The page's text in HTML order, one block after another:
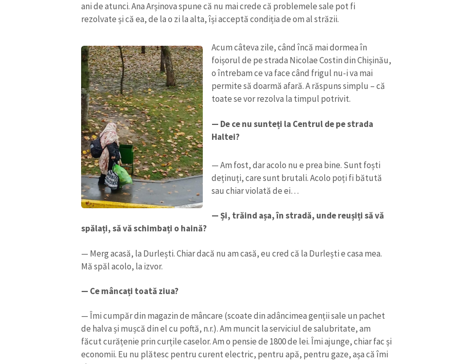
ani de atunci. Ana Arșinova spune că nu mai crede că problemele sale pot fi
rezolvate și că ea, de la o zi la alta, își acceptă condiția de om al străzii.
Acum câteva zile, când încă mai dormea în
foișorul de pe strada Nicolae Costin din Chișinău,
o întrebam ce va face când frigul nu-i va mai
permite să doarmă afară. A răspuns simplu – că
toate se vor rezolva la timpul potrivit.
— De ce nu sunteți la Centrul de pe strada
Haltei?
— Am fost, dar acolo nu e prea bine. Sunt foști
deținuți, care sunt brutali. Acolo poți fi bătută
sau chiar violată de ei…
— Și, trăind așa, în stradă, unde reușiți să vă
spălați, să vă schimbați o haină?
— Merg acasă, la Durlești. Chiar dacă nu am casă, eu cred că la Durlești e casa mea.
Mă spăl acolo, la izvor.
— Ce mâncați toată ziua?
— Îmi cumpăr din magazin de mâncare (scoate din adâncimea genții sale un pachet
de halva și mușcă din el cu poftă, n.r.). Am muncit la serviciul de salubritate, am
făcut curățenie prin curțile caselor. Am o pensie de 1800 de lei. Îmi ajunge, chiar fac și
economii. Eu nu plătesc pentru curent electric, pentru apă, pentru gaze, așa că îmi